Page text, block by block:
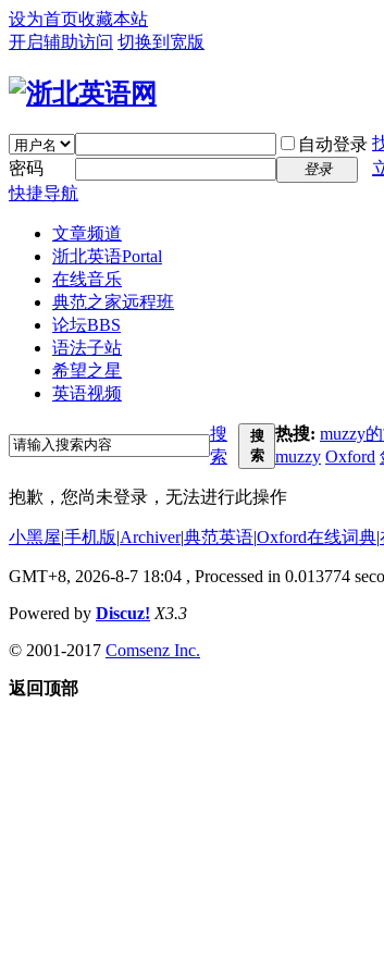
设为首页收藏本站
开启辅助访问 切换到宽版
自动登录
密码
登录
快捷导航
文章频道
浙北英语Portal
在线音乐
典范之家远程班
论坛BBS
语法子站
希望之星
英语视频
搜
索
搜
索
热搜: muzzy
muzzy Oxford
抱歉，您尚未登录，无法进行此操作
小黑屋|手机版|Archiver|典范英语|Oxford在线词典|
GMT+8, 2026-8-7 18:04 , Processed in 0.013774
Powered by Discuz! X3.3
© 2001-2017 Comsenz Inc.
返回顶部